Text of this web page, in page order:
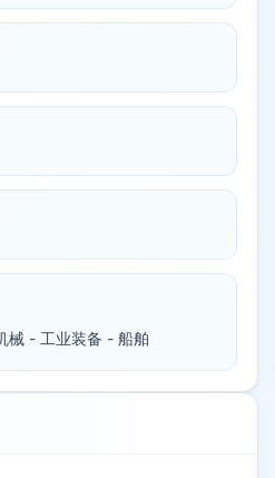
械 - 工业装备 - 船舶